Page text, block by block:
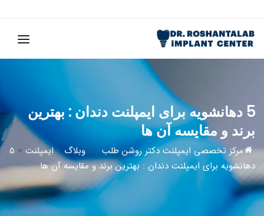
5 دهانشویه برای ایمپلنت دندان : بهترین
برند و مقایسه آن ها
مرکز تخصصی ایمپلنت دکتر روشن طلب >وبلاگ>ایمپلنت >
5
دهانشویه برای ایمپلنت دندان : بهترین برند و مقایسه آن ها